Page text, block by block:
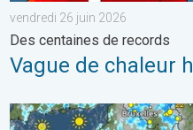
vendredi 26 juin 2026
Des centaines de records
Vague de chaleur
Dégradation orageuse